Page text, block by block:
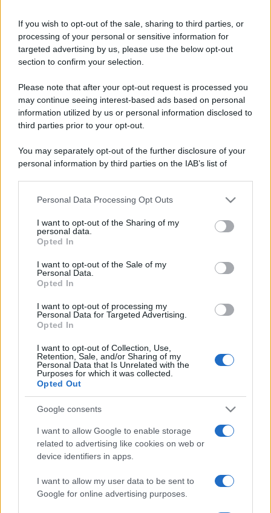
If you wish to opt-out of the sale, sharing to third parties, or
processing of your personal or sensitive information for
targeted advertising by us, please use the below opt-out
section to confirm your selection.
Please note that after your opt-out request is processed you
may continue seeing interest-based ads based on personal
information utilized by us or personal information disclosed to
third parties prior to your opt-out.
You may separately opt-out of the further disclosure of your
personal information by third parties on the IAB’s list of
This information may also be disclosed by us to third parties
disclose it to other third parties.
Please note that this website/app uses one or more Google
services and may gather and store information including but
not limited to your visit or usage behaviour. You may click to
grant or deny consent to Google and its third-party tags to
consent section.
Personal Data Processing Opt Outs
I want to opt-out of the Sharing of my
personal data.
Opted In
I want to opt-out of the Sale of my
Personal Data.
Opted In
I want to opt-out of processing my
Personal Data for Targeted Advertising.
Opted In
I want to opt-out of Collection, Use,
Retention, Sale, and/or Sharing of my
Personal Data that Is Unrelated with the
Purposes for which it was collected.
Opted Out
Google consents
I want to allow Google to enable storage
related to advertising like cookies on web or
device identifiers in apps.
I want to allow my user data to be sent to
Google for online advertising purposes.
CCNL Metalmeccanici: cosa sono i
Flexible Benefits e perché ora valgono
250 euro
Diritti 27 Novembre 2025
Il rinnovo del CCNL Federmeccanica–Assistal 2025–
2028 introduce un segnale chiaro: rafforzare il welfare
lavoratori.Tra...
NEWS
ABOUT US CONTACT PRIVACY POLICY
Metalmeccanici News - Il portale di informazione sul mondo
della Metalmeccanica, Installazione di Impianti, Automotive e
Componentistica. Nel sito é presente una sezione specifica
con le Offerte di Lavoro dedicate alle professionalità della
filiera. Metalmeccanici News non è una testata giornalistica, in
quanto viene aggiornato senza alcuna periodicità. Non può
pertanto considerarsi un prodotto editoriale ai sensi della legge
n. 62 del 07.03.2001
Metalmeccanici News è di proprietà di Nevera Editore s.r.l. via
Tiburtina, 5 - 00185 Roma
Copyright ©2025 - Tutti i diritti riservati